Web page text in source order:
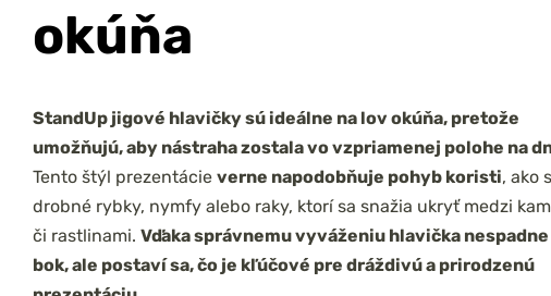
okúňa
StandUp jigové hlavičky sú ideálne na lov okúňa, pretože
umožňujú, aby nástraha zostala vo vzpriamenej polohe na
Tento štýl prezentácie verne napodobňuje pohyb koristi, ako
drobné rybky, nymfy alebo raky, ktorí sa snažia ukryť medzi
či rastlinami. Vďaka správnemu vyváženiu hlavička nespadne
bok, ale postaví sa, čo je kľúčové pre dráždivú a prirodzenú